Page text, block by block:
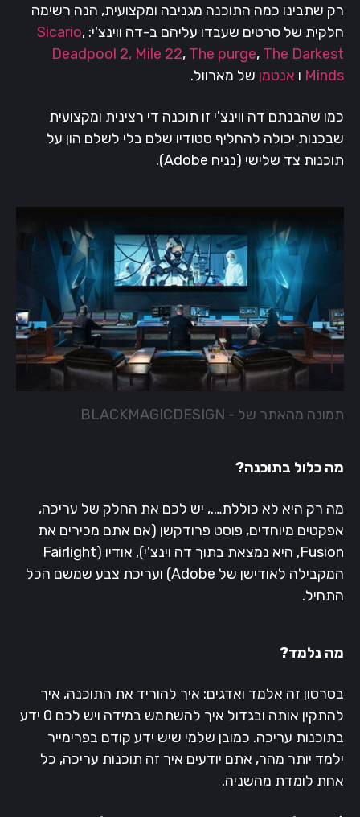
רק שתבינו כמה התוכנה מגניבה ומקצועית, הנה רשימה
חלקית של סרטים שעבדו עליהם ב-דה ווינצ'י: Sicario,
Deadpool 2, Mile 22, The purge, The Darkest
Minds ו אנטמן של מארוול.
כמו שהבנתם דה ווינצ'י זו תוכנה די רצינית ומקצועית
שבכנות יכולה להחליף סטודיו שלם בלי לשלם הון על
תוכנות צד שלישי (נניח Adobe).
תמונה מהאתר של - BLACKMAGICDESIGN
מה כלול בתוכנה?
מה רק היא לא כוללת…., יש לכם את החלק של עריכה,
אפקטים מיוחדים, פוסט פרודקשן (אם אתם מכירים את
Fusion, היא נמצאת בתוך דה וינצ'י), אודיו (Fairlight
המקבילה לאודישן של Adobe) ועריכת צבע שמשם הכל
התחיל.
מה נלמד?
בסרטון זה אלמד ואדגים: איך להוריד את התוכנה, איך
להתקין אותה ובגדול איך להשתמש במידה ויש לכם 0 ידע
בתוכנות עריכה. כמובן שלמי שיש ידע קודם בפרימייר
ילמד יותר מהר, אתם יודעים איך זה תוכנות עריכה, כל
אחת לומדת מהשניה.